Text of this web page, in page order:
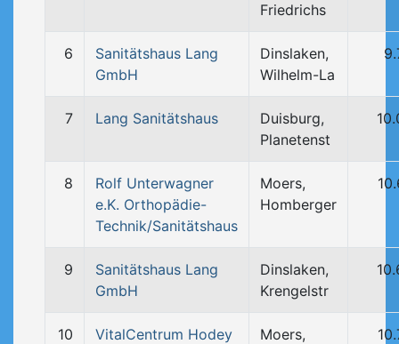
Friedrichs
6
Sanitätshaus Lang
GmbH
Dinslaken,
Wilhelm-La
7 Lang Sanitätshaus
Duisburg,
Planetenst
8
Rolf Unterwagner
e.K. Orthopädie-
Technik/Sanitätshaus
Moers,
Homberger
9
Sanitätshaus Lang
GmbH
Dinslaken,
Krengelstr
10
VitalCentrum Hodey
Moers,